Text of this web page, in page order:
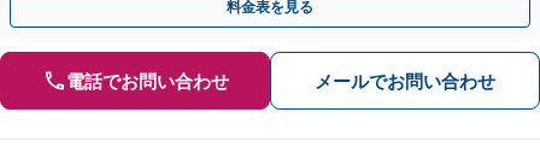
料金表を見る
電話でお問い合わせ メールでお問い合わせ